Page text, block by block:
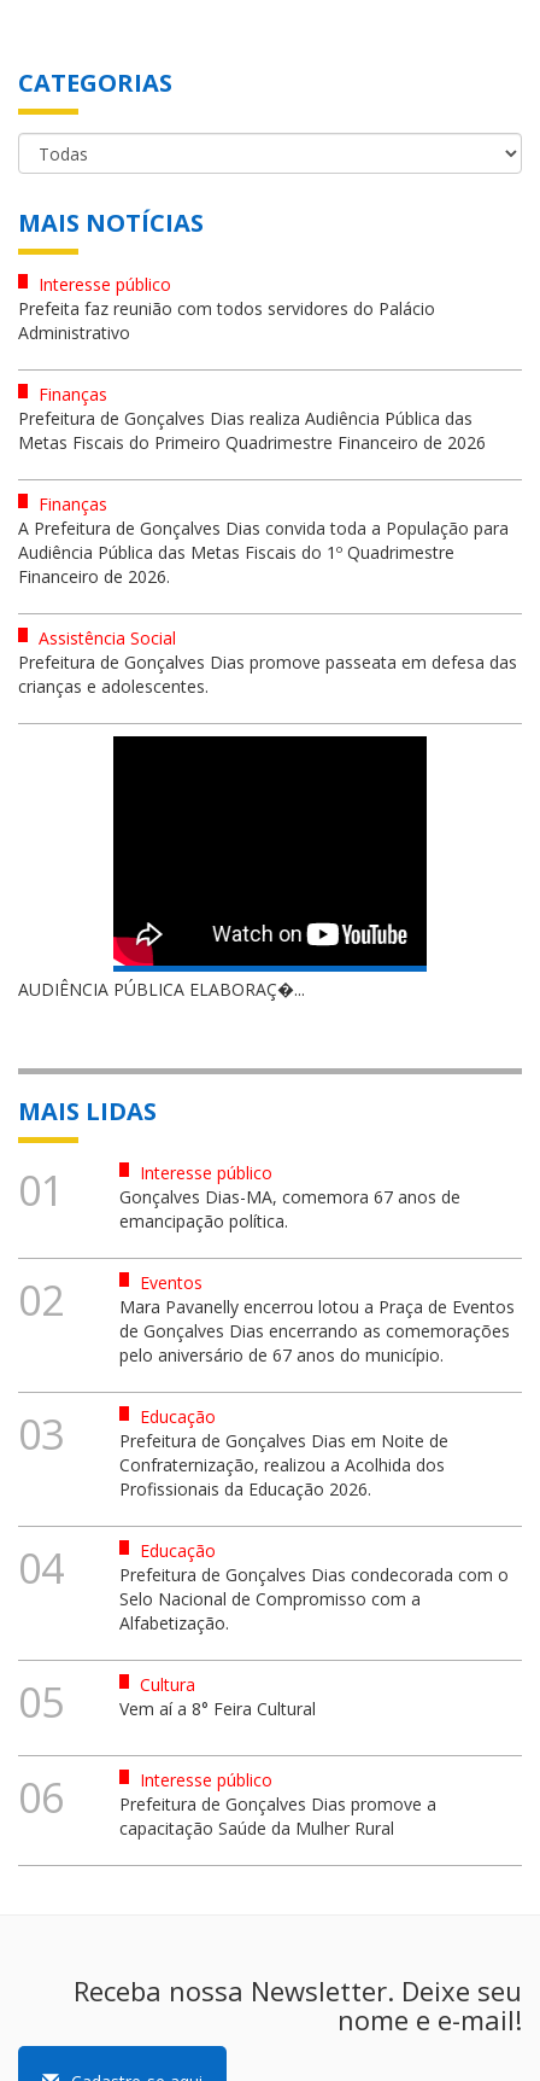
CATEGORIAS
MAIS NOTÍCIAS
Interesse público
Prefeita faz reunião com todos servidores do Palácio
Administrativo
Finanças
Prefeitura de Gonçalves Dias realiza Audiência Pública das
Metas Fiscais do Primeiro Quadrimestre Financeiro de 2026
Finanças
A Prefeitura de Gonçalves Dias convida toda a População para
Audiência Pública das Metas Fiscais do 1º Quadrimestre
Financeiro de 2026.
Assistência Social
Prefeitura de Gonçalves Dias promove passeata em defesa das
crianças e adolescentes.
AUDIÊNCIA PÚBLICA ELABORAÇ�...
MAIS LIDAS
01
Interesse público
Gonçalves Dias-MA, comemora 67 anos de
emancipação política.
02
Eventos
Mara Pavanelly encerrou lotou a Praça de Eventos
de Gonçalves Dias encerrando as comemorações
pelo aniversário de 67 anos do município.
03
Educação
Prefeitura de Gonçalves Dias em Noite de
Confraternização, realizou a Acolhida dos
Profissionais da Educação 2026.
04
Educação
Prefeitura de Gonçalves Dias condecorada com o
Selo Nacional de Compromisso com a
Alfabetização.
05
Cultura
Vem aí a 8° Feira Cultural
06
Interesse público
Prefeitura de Gonçalves Dias promove a
capacitação Saúde da Mulher Rural
Receba nossa Newsletter. Deixe seu
nome e e-mail!